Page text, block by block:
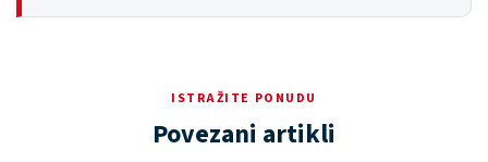
ISTRAŽITE PONUDU
Povezani artikli